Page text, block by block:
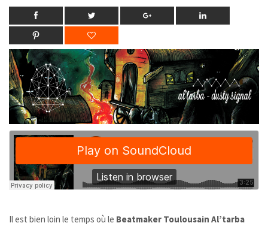
Il est bien loin le temps où le Beatmaker Toulousain Al’tarba